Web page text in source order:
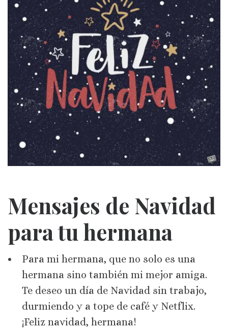
Mensajes de Navidad
para tu hermana
Para mi hermana, que no solo es una
hermana sino también mi mejor amiga.
Te deseo un día de Navidad sin trabajo,
durmiendo y a tope de café y Netflix.
¡Feliz navidad, hermana!